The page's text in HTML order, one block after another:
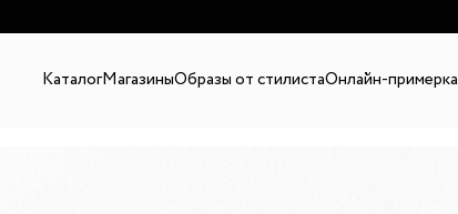
КаталогМагазиныОбразы от стилистаОнлайн-примерка